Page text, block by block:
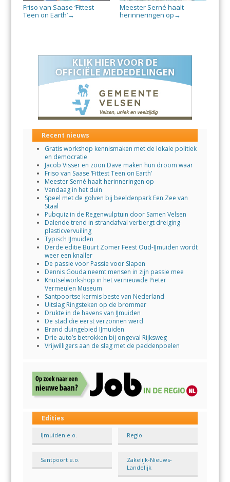
Friso van Saase ‘Fittest
Teen on Earth’→
Meester Serné haalt
herinneringen op →
Recent nieuws
Gratis workshop kennismaken met de lokale politiek
en democratie
Jacob Visser en zoon Dave maken hun droom waar
Friso van Saase ‘Fittest Teen on Earth’
Meester Serné haalt herinneringen op
Vandaag in het duin
Speel met de golven bij beeldenpark Een Zee van
Staal
Pubquiz in de Regenwulptuin door Samen Velsen
Dalende trend in strandafval verbergt dreiging
plasticvervuiling
Typisch IJmuiden
Derde editie Buurt Zomer Feest Oud-IJmuiden wordt
weer een knaller
De passie voor Passie voor Slapen
Dennis Gouda neemt mensen in zijn passie mee
Knutselworkshop in het vernieuwde Pieter
Vermeulen Museum
Santpoortse kermis beste van Nederland
Uitslag Ringsteken op de brommer
Drukte in de havens van IJmuiden
De stad die eerst verzonnen werd
Brand duingebied IJmuiden
Drie auto’s betrokken bij ongeval Rijksweg
Vrijwilligers aan de slag met de paddenpoelen
Edities
IJmuiden e.o. Regio
Santpoort e.o.
Zakelijk-Nieuws-
Landelijk